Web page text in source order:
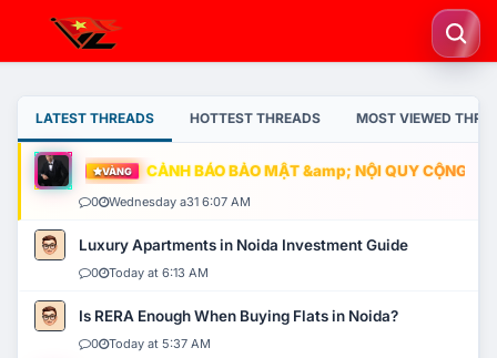
LATEST THREADS HOTTEST THREADS MOST VIEWED
VÀNG CẢNH BÁO BẢO MẬT &amp; NỘI QUY CỘNG
0 Wednesday a31 6:07 AM
Luxury Apartments in Noida Investment Guide
0 Today at 6:13 AM
Is RERA Enough When Buying Flats in Noida?
0 Today at 5:37 AM